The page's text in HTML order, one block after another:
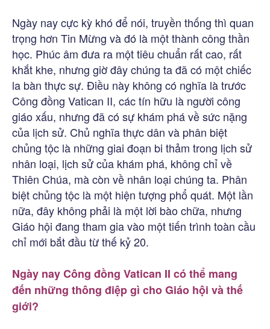
Ngày nay cực kỳ khó để nói, truyền thống thì quan
trọng hơn Tin Mừng và đó là một thành công thần
học. Phúc âm đưa ra một tiêu chuẩn rất cao, rất
khắt khe, nhưng giờ đây chúng ta đã có một chiếc
la bàn thực sự. Điều này không có nghĩa là trước
Công đồng Vatican II, các tín hữu là người công
giáo xấu, nhưng đã có sự khám phá về sức nặng
của lịch sử. Chủ nghĩa thực dân và phân biệt
chủng tộc là những giai đoạn bi thảm trong lịch sử
nhân loại, lịch sử của khám phá, không chỉ về
Thiên Chúa, mà còn về nhân loại chúng ta. Phân
biệt chủng tộc là một hiện tượng phổ quát. Một lần
nữa, đây không phải là một lời bào chữa, nhưng
Giáo hội đang tham gia vào một tiến trình toàn cầu
chỉ mới bắt đầu từ thế kỷ 20.
Ngày nay Công đồng Vatican II có thể mang
đến những thông điệp gì cho Giáo hội và thế
giới?